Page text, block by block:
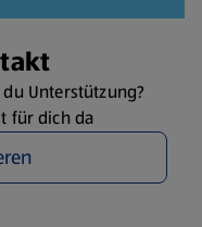
Unterstützung?
für dich da